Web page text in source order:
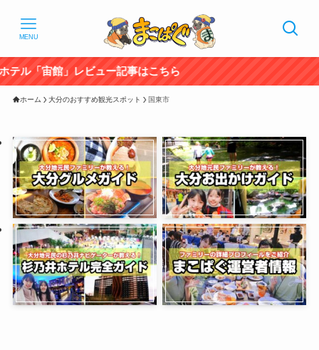
MENU
」レビュー記事はこちら
ホーム 大分のおすすめ観光スポット 国東市